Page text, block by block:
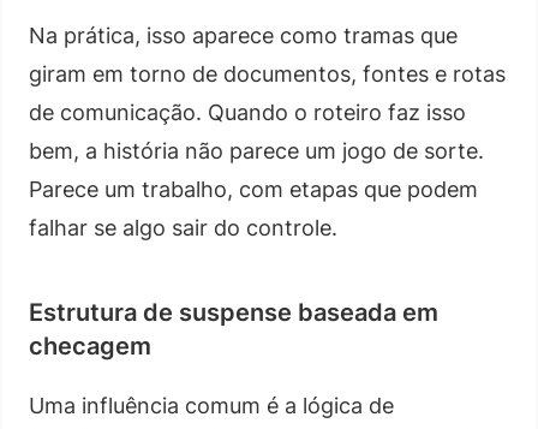
Na prática, isso aparece como tramas que
giram em torno de documentos, fontes e rotas
de comunicação. Quando o roteiro faz isso
bem, a história não parece um jogo de sorte.
Parece um trabalho, com etapas que podem
falhar se algo sair do controle.
Estrutura de suspense baseada em
checagem
Uma influência comum é a lógica de